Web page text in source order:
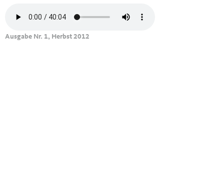
Ausgabe Nr. 1, Herbst 2012